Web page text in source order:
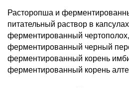
Расторопша и
питательный раствор в
ферментированный
ферментированный черный
ферментированный корень
ферментированный корень